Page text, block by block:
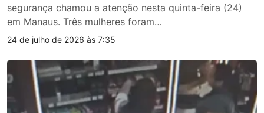
segurança chamou a atenção nesta quinta-feira (24)
em Manaus. Três mulheres foram…
24 de julho de 2026 às 7:35